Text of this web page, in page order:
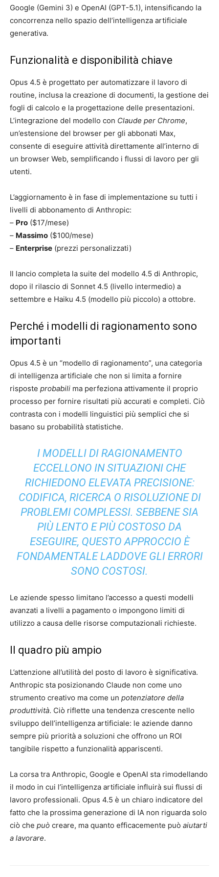
Google (Gemini 3) e OpenAI (GPT-5.1), intensificando la
concorrenza nello spazio dell’intelligenza artificiale
generativa.
Funzionalità e disponibilità chiave
Opus 4.5 è progettato per automatizzare il lavoro di
routine, inclusa la creazione di documenti, la gestione dei
fogli di calcolo e la progettazione delle presentazioni.
L’integrazione del modello con Claude per Chrome,
un’estensione del browser per gli abbonati Max,
consente di eseguire attività direttamente all’interno di
un browser Web, semplificando i flussi di lavoro per gli
utenti.
L’aggiornamento è in fase di implementazione su tutti i
livelli di abbonamento di Anthropic:
– Pro ($17/mese)
– Massimo ($100/mese)
– Enterprise (prezzi personalizzati)
Il lancio completa la suite del modello 4.5 di Anthropic,
dopo il rilascio di Sonnet 4.5 (livello intermedio) a
settembre e Haiku 4.5 (modello più piccolo) a ottobre.
Perché i modelli di ragionamento sono
importanti
Opus 4.5 è un “modello di ragionamento”, una categoria
di intelligenza artificiale che non si limita a fornire
risposte probabili ma perfeziona attivamente il proprio
processo per fornire risultati più accurati e completi. Ciò
contrasta con i modelli linguistici più semplici che si
basano su probabilità statistiche.
I MODELLI DI RAGIONAMENTO
ECCELLONO IN SITUAZIONI CHE
RICHIEDONO ELEVATA PRECISIONE:
CODIFICA, RICERCA O RISOLUZIONE DI
PROBLEMI COMPLESSI. SEBBENE SIA
PIÙ LENTO E PIÙ COSTOSO DA
ESEGUIRE, QUESTO APPROCCIO È
FONDAMENTALE LADDOVE GLI ERRORI
SONO COSTOSI.
Le aziende spesso limitano l’accesso a questi modelli
avanzati a livelli a pagamento o impongono limiti di
utilizzo a causa delle risorse computazionali richieste.
Il quadro più ampio
L’attenzione all’utilità del posto di lavoro è significativa.
Anthropic sta posizionando Claude non come uno
strumento creativo ma come un potenziatore della
produttività. Ciò riflette una tendenza crescente nello
sviluppo dell’intelligenza artificiale: le aziende danno
sempre più priorità a soluzioni che offrono un ROI
tangibile rispetto a funzionalità appariscenti.
La corsa tra Anthropic, Google e OpenAI sta rimodellando
il modo in cui l’intelligenza artificiale influirà sui flussi di
lavoro professionali. Opus 4.5 è un chiaro indicatore del
fatto che la prossima generazione di IA non riguarda solo
ciò che può creare, ma quanto efficacemente può aiutarti
a lavorare.